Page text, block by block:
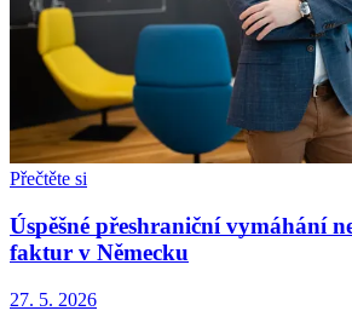
Přečtěte si
Úspěšné přeshraniční vymáhání
faktur v Německu
27. 5. 2026